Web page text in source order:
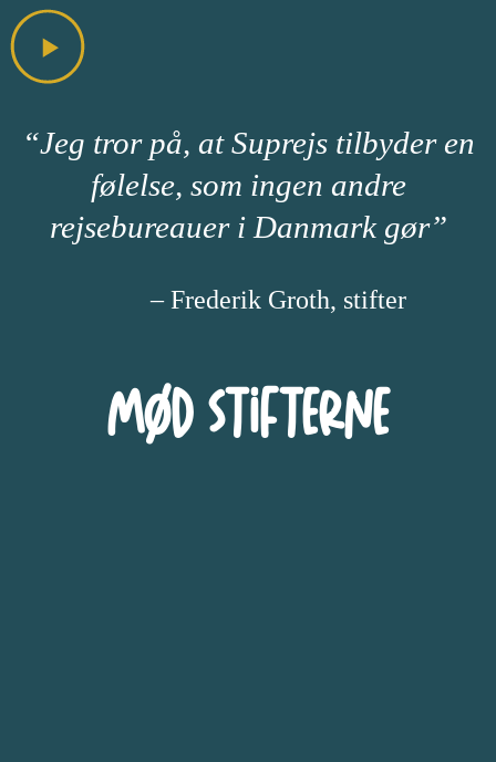
“Jeg tror på, at Suprejs tilbyder en
følelse, som ingen andre
rejsebureauer i Danmark gør”
– Frederik Groth, stifter
Mød Stifterne